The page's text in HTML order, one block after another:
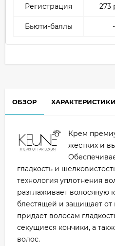
Регистрация 273
Бьюти-баллы -
ОБЗОР ХАРАКТЕРИСТИКИ
Крем
жестких и
гладкость и
технология уплотнения
разглаживает волосяную
блестящей и защищает
придает волосам
секущиеся кончики, а
волос.